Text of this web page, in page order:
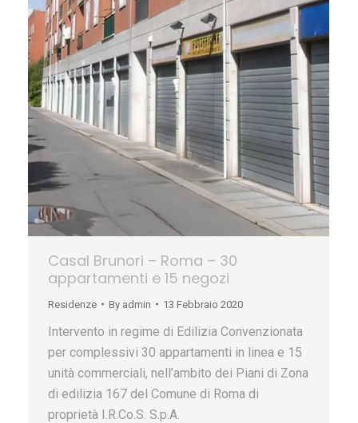
Casal Brunori – Roma – 30
appartamenti e 15 negozi
Residenze By admin 13 Febbraio 2020
Intervento in regime di Edilizia Convenzionata
per complessivi 30 appartamenti in linea e 15
unità commerciali, nell’ambito dei Piani di Zona
di edilizia 167 del Comune di Roma di
proprietà I.R.Co.S. S.p.A.